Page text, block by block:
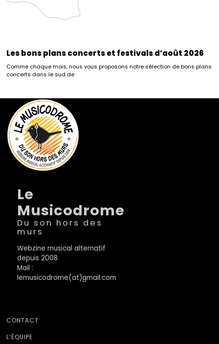
Les bons plans concerts et festivals d’août 2026
Comme chaque mois, nous vous proposons notre sélection de bons plans
concerts dans le sud de
Le
Musicodrome
Du son hors des
murs
Webzine musical alternatif
depuis 2008
Mail :
lemusicodrome(at)gmail.com
CONTACT
L’ÉQUIPE